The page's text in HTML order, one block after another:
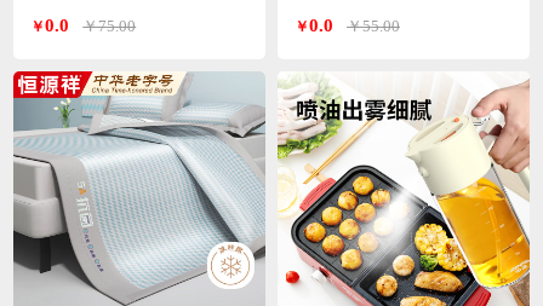
￥0.0 ￥75.00 ￥0.0 ￥55.00